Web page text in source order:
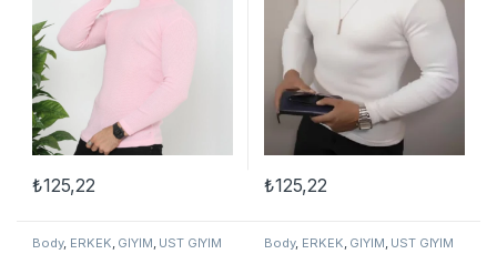
₺125,22 ₺125,22
Body, ERKEK, GİYİM, ÜST GİYİM Body, ERKEK, GİYİM, ÜST GİYİM